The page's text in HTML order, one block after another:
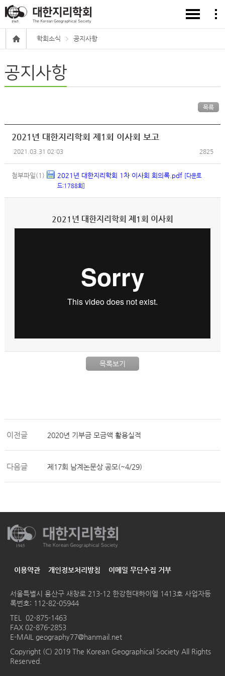
학회소식 공지사항
공지사항
목록
2021년 대한지리학회 제1회 이사회 보고
2021.03.31 02:03 2825
첨부파일(1) 2021년 대한지리학회 1차 이사회 회의록.pdf [다운로
드:1788회]
2021년 대한지리학회 제1회 이사회
목록보기
이전글 2020년 기부금 모금액 활용실적
다음글 제17회 남계논문상 공모(~4/29)
이용약관 개인정보처리방침 이메일 무단수집 거부
서울특별시 용산구 새창로 213-12 한강현대하이엘 1413호 사업자등
록번호: 112-82-05944
TEL 02-875-1463
FAX 02-876-2853
E-MAIL geography77@hanmail.net
Copyright (C) 2019 The Korean Geographical Society All Rights
Reserved.